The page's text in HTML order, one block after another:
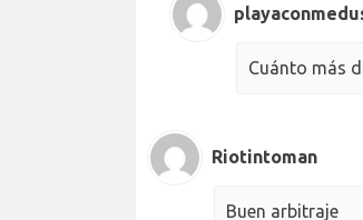
Cuánto más
Riotintoman
Buen arbitraje